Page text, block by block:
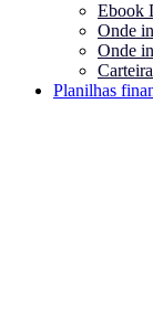
Ebook
Onde
Onde
Planilhas